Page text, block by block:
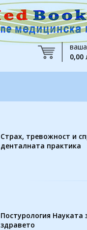
0,00
Страх, тревожност и
денталната практика
Постурология Науката
здравето